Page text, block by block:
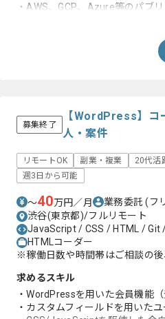
・AWS、GCP、Azure等のパブ
・Web標準技術および周辺知識の
募集終了
【WordPress】コ
人・案件
リモートOK 副業・複業 20代活
週3日から可能
〜40万円／月 業務委託(フ
渋谷(東京都)/フルリモート
JavaScript / CSS / HTML / Git
HTMLコーダー
※稼働日数や時間帯はご相談の後
求めるスキル
・WordPressを用いた会員機能
・カスタムフィールドを用いた